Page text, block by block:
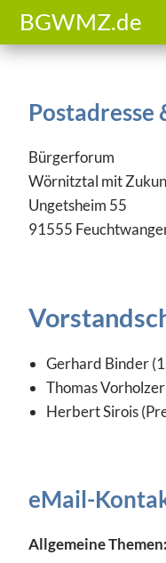
BGWMZ.de
Postadresse
Bürgerforum
Wörnitztal mit
Ungetsheim 55
91555
Gerhard Binder
Thomas
Herbert Sirois
eMail-
Allgemeine Themen: